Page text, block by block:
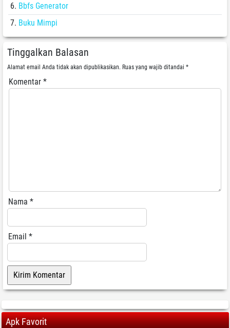
Bbfs Generator
Buku Mimpi
Tinggalkan Balasan
Alamat email Anda tidak akan dipublikasikan. Ruas yang wajib ditandai *
Komentar *
Nama *
Email *
Apk Favorit